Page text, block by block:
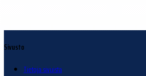
Sivusto
Tietoja sivuista